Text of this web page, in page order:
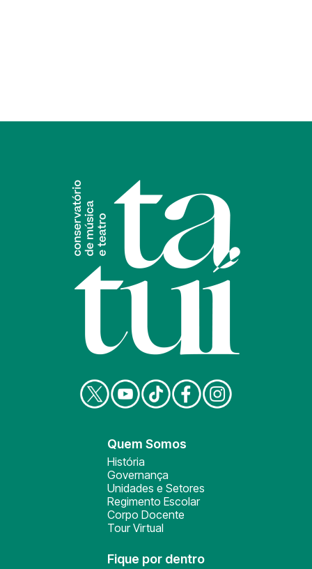
Quem Somos
História
Governança
Unidades e Setores
Regimento Escolar
Corpo Docente
Tour Virtual
Fique por dentro